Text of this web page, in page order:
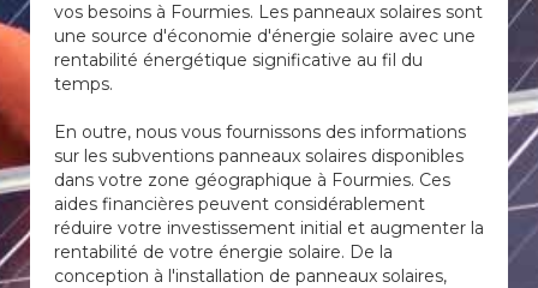
vos besoins à Fourmies. Les panneaux solaires sont
une source d'économie d'énergie solaire avec une
rentabilité énergétique significative au fil du
temps.
En outre, nous vous fournissons des informations
sur les subventions panneaux solaires disponibles
dans votre zone géographique à Fourmies. Ces
aides financières peuvent considérablement
réduire votre investissement initial et augmenter la
rentabilité de votre énergie solaire. De la
conception à l'installation de panneaux solaires,